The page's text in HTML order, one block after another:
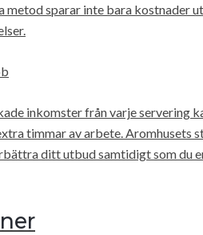
sparar inte bara kostnader
inkomster från varje servering
timmar av arbete. Aromhusets
ditt utbud samtidigt som du